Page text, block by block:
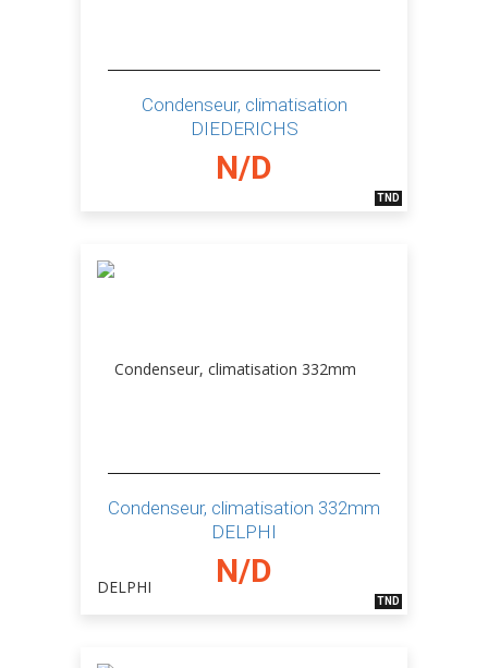
Condenseur, climatisation
DIEDERICHS
N/D
TND
Condenseur, climatisation 332mm
DELPHI
N/D
TND